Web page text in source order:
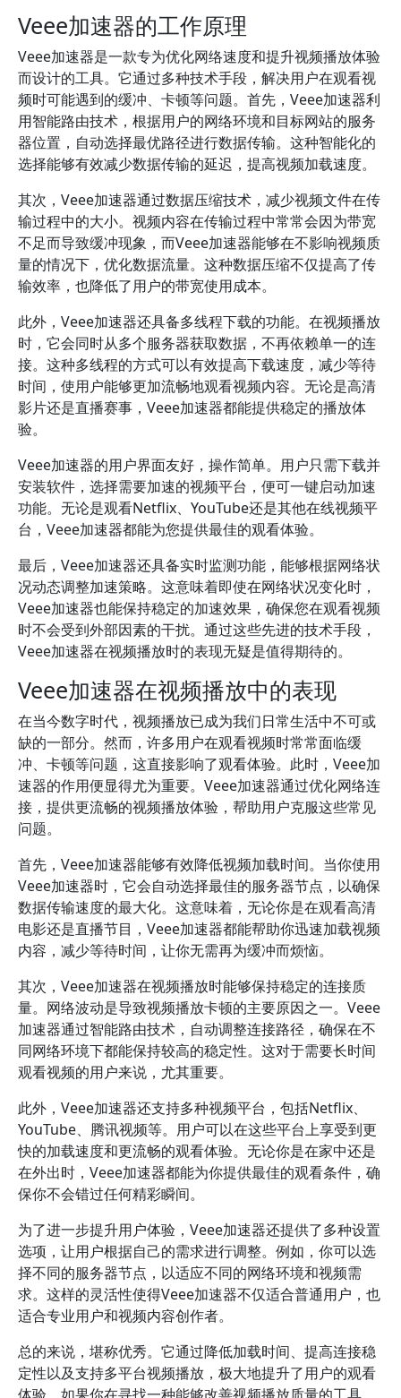
Veee加速器的工作原理
Veee加速器是一款专为优化网络速度和提升视频播放体验
而设计的工具。它通过多种技术手段，解决用户在观看视
频时可能遇到的缓冲、卡顿等问题。首先，Veee加速器利
用智能路由技术，根据用户的网络环境和目标网站的服务
器位置，自动选择最优路径进行数据传输。这种智能化的
选择能够有效减少数据传输的延迟，提高视频加载速度。
其次，Veee加速器通过数据压缩技术，减少视频文件在传
输过程中的大小。视频内容在传输过程中常常会因为带宽
不足而导致缓冲现象，而Veee加速器能够在不影响视频质
量的情况下，优化数据流量。这种数据压缩不仅提高了传
输效率，也降低了用户的带宽使用成本。
此外，Veee加速器还具备多线程下载的功能。在视频播放
时，它会同时从多个服务器获取数据，不再依赖单一的连
接。这种多线程的方式可以有效提高下载速度，减少等待
时间，使用户能够更加流畅地观看视频内容。无论是高清
影片还是直播赛事，Veee加速器都能提供稳定的播放体
验。
Veee加速器的用户界面友好，操作简单。用户只需下载并
安装软件，选择需要加速的视频平台，便可一键启动加速
功能。无论是观看Netflix、YouTube还是其他在线视频平
台，Veee加速器都能为您提供最佳的观看体验。
最后，Veee加速器还具备实时监测功能，能够根据网络状
况动态调整加速策略。这意味着即使在网络状况变化时，
Veee加速器也能保持稳定的加速效果，确保您在观看视频
时不会受到外部因素的干扰。通过这些先进的技术手段，
Veee加速器在视频播放时的表现无疑是值得期待的。
Veee加速器在视频播放中的表现
在当今数字时代，视频播放已成为我们日常生活中不可或
缺的一部分。然而，许多用户在观看视频时常常面临缓
冲、卡顿等问题，这直接影响了观看体验。此时，Veee加
速器的作用便显得尤为重要。Veee加速器通过优化网络连
接，提供更流畅的视频播放体验，帮助用户克服这些常见
问题。
首先，Veee加速器能够有效降低视频加载时间。当你使用
Veee加速器时，它会自动选择最佳的服务器节点，以确保
数据传输速度的最大化。这意味着，无论你是在观看高清
电影还是直播节目，Veee加速器都能帮助你迅速加载视频
内容，减少等待时间，让你无需再为缓冲而烦恼。
其次，Veee加速器在视频播放时能够保持稳定的连接质
量。网络波动是导致视频播放卡顿的主要原因之一。Veee
加速器通过智能路由技术，自动调整连接路径，确保在不
同网络环境下都能保持较高的稳定性。这对于需要长时间
观看视频的用户来说，尤其重要。
此外，Veee加速器还支持多种视频平台，包括Netflix、
YouTube、腾讯视频等。用户可以在这些平台上享受到更
快的加载速度和更流畅的观看体验。无论你是在家中还是
在外出时，Veee加速器都能为你提供最佳的观看条件，确
保你不会错过任何精彩瞬间。
为了进一步提升用户体验，Veee加速器还提供了多种设置
选项，让用户根据自己的需求进行调整。例如，你可以选
择不同的服务器节点，以适应不同的网络环境和视频需
求。这样的灵活性使得Veee加速器不仅适合普通用户，也
适合专业用户和视频内容创作者。
总的来说，堪称优秀。它通过降低加载时间、提高连接稳
定性以及支持多平台视频播放，极大地提升了用户的观看